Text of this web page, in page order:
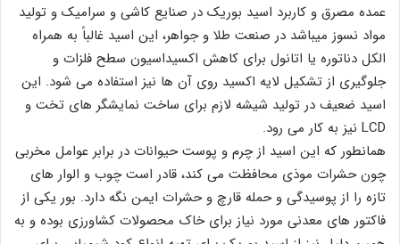
عمده مصرق و کاربرد اسید بوریک در صنایع کاشی و سرامیک و تولید
مواد نسوز میباشد در صنعت طلا و جواهر، این اسید غالباً به همراه
الکل دناتوره یا اتانول برای کاهش اکسیداسیون سطح فلزات و
جلوگیری از تشکیل لایه اکسید روی آن ها نیز استفاده می شود. این
اسید ضعیف در تولید شیشه لازم برای ساخت نمایشگر های تخت و
LCD نیز به کار می رود.
همانطور که این اسید از چرم و پوست حیوانات در برابر عوامل مخربی
چون حشرات موذی محافظت می کند، قادر است چوب و الوار های
تازه را از پوسیدگی و حمله قارچ و حشرات ایمن نگه دارد. بور یکی از
فاکتور های معدنی مورد نیاز برای خاک محصولات کشاورزی بوده و به